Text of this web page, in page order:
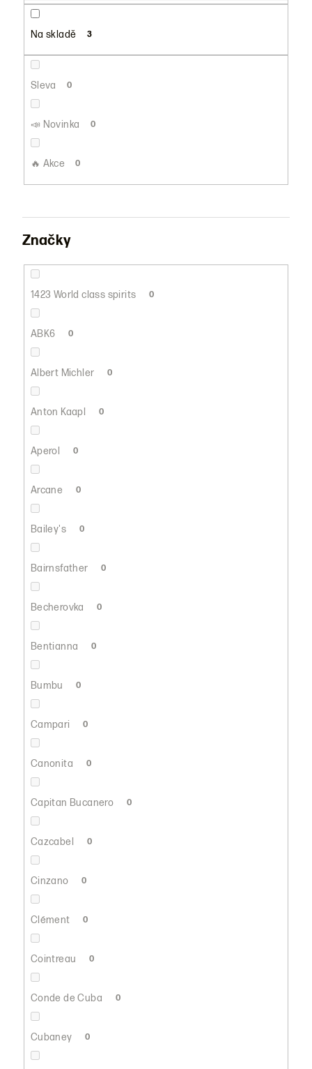
Na skladě 3
Sleva 0
📣 Novinka 0
🔥 Akce 0
Značky
1423 World class spirits 0
ABK6 0
Albert Michler 0
Anton Kaapl 0
Aperol 0
Arcane 0
Bailey's 0
Bairnsfather 0
Becherovka 0
Bentianna 0
Bumbu 0
Campari 0
Canonita 0
Capitan Bucanero 0
Cazcabel 0
Cinzano 0
Clément 0
Cointreau 0
Conde de Cuba 0
Cubaney 0